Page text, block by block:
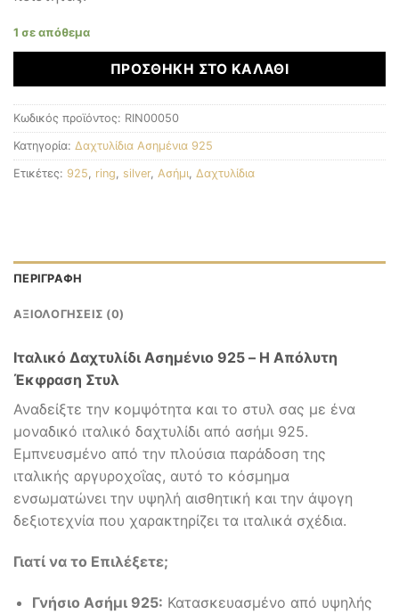
1 σε απόθεμα
ΠΡΟΣΘΉΚΗ ΣΤΟ ΚΑΛΆΘΙ
Κωδικός προϊόντος: RIN00050
Κατηγορία: Δαχτυλίδια Ασημένια 925
Ετικέτες: 925, ring, silver, Ασήμι, Δαχτυλίδια
ΠΕΡΙΓΡΑΦΉ
ΑΞΙΟΛΟΓΉΣΕΙΣ (0)
Ιταλικό Δαχτυλίδι Ασημένιο 925 – Η Απόλυτη
Έκφραση Στυλ
Αναδείξτε την κομψότητα και το στυλ σας με ένα
μοναδικό ιταλικό δαχτυλίδι από ασήμι 925.
Εμπνευσμένο από την πλούσια παράδοση της
ιταλικής αργυροχοΐας, αυτό το κόσμημα
ενσωματώνει την υψηλή αισθητική και την άψογη
δεξιοτεχνία που χαρακτηρίζει τα ιταλικά σχέδια.
Γιατί να το Επιλέξετε;
Γνήσιο Ασήμι 925: Κατασκευασμένο από υψηλής